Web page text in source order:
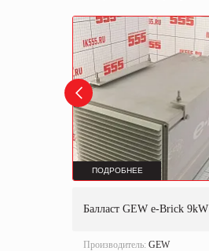
ПОДРОБНЕЕ
Балласт GEW e-Brick 9kW
Производитель: GEW